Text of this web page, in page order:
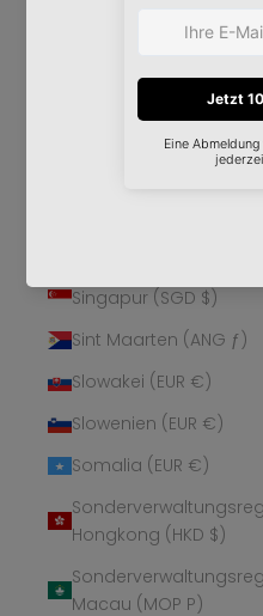
Schweiz (CHF CHF)
Senegal (XOF Fr)
Seychellen (EUR €)
Singapur (SGD $)
Sint Maarten (ANG ƒ)
Slowakei (EUR €)
Slowenien (EUR €)
Somalia (EUR €)
Hongkong (HKD $)
Macau (MOP P)